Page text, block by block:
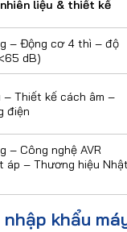
liệu & thiết kế
– Động cơ 4 thì – độ
dB)
– Thiết kế cách âm –
điện
– Công nghệ AVR
áp – Thương hiệu Nhật
khẩu